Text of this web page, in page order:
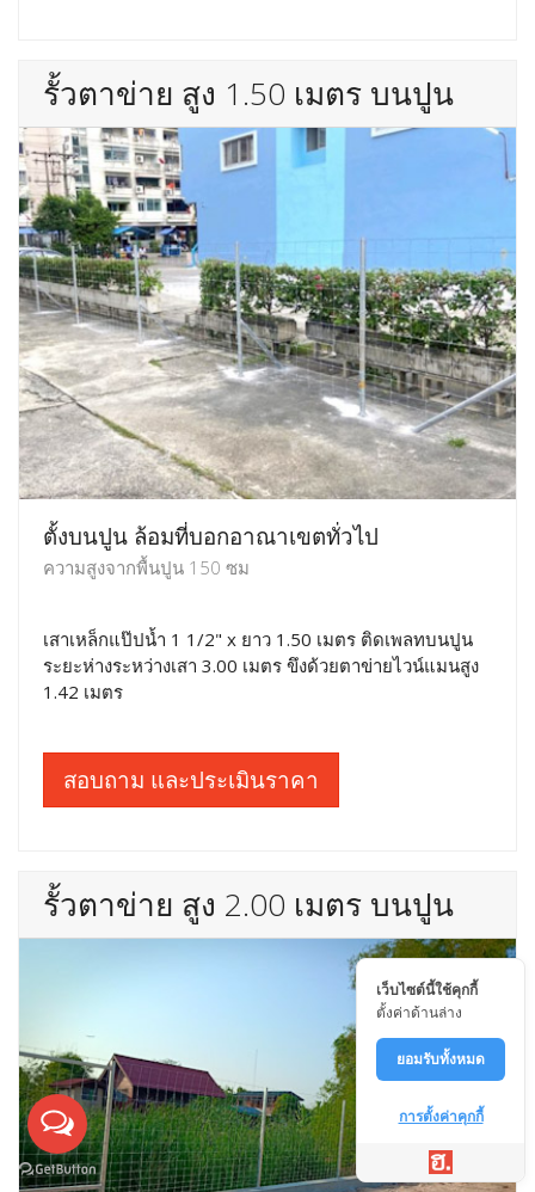
รั้วตาข่าย สูง 1.50 เมตร บนปูน
ตั้งบนปูน ล้อมที่บอกอาณาเขตทั่วไป
ความสูงจากพื้นปูน 150 ซม
เสาเหล็กแป๊ปน้ำ 1 1/2" x ยาว 1.50 เมตร ติดเพลทบนปูน
ระยะห่างระหว่างเสา 3.00 เมตร ขึงด้วยตาข่ายไวน์แมนสูง
1.42 เมตร
สอบถาม และประเมินราคา
รั้วตาข่าย สูง 2.00 เมตร บนปูน
เว็บไซต์นี้ใช้คุกกี้
ตั้งค่าด้านล่าง
ยอมรับทั้งหมด
การตั้งค่าคุกกี้